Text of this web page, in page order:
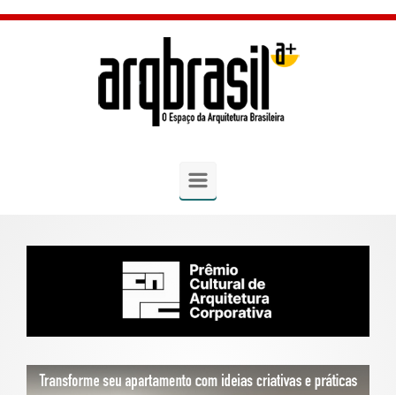
Skip to main content